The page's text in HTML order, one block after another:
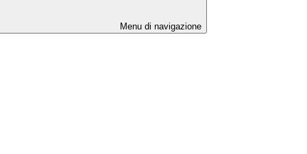
Menu di navigazione